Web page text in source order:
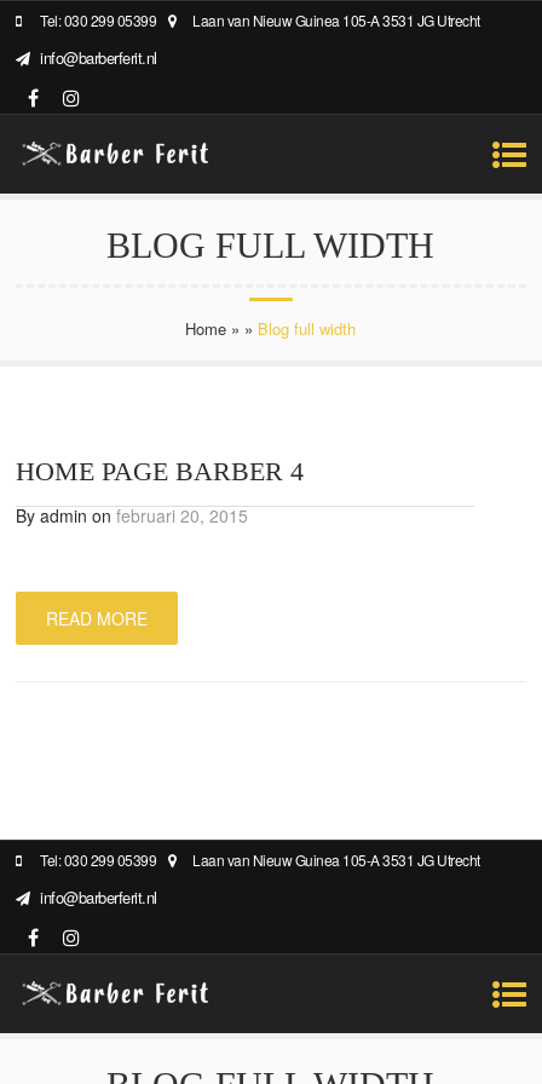
Tel: 030 299 05399 Laan van Nieuw Guinea 105-A 3531 JG Utrecht
info@barberferit.nl
BLOG FULL WIDTH
Home » » Blog full width
HOME PAGE BARBER 4
By admin onfebruari 20, 2015
READ MORE
Tel: 030 299 05399 Laan van Nieuw Guinea 105-A 3531 JG Utrecht
info@barberferit.nl